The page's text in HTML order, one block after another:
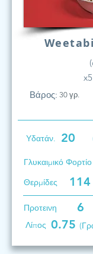
Βάρος: 30 γρ.
Υδατάν. 20
Γλυκαιμικό Φορτίο
Θερμίδες
114
Προτεινη 6
Λίπος 0.75